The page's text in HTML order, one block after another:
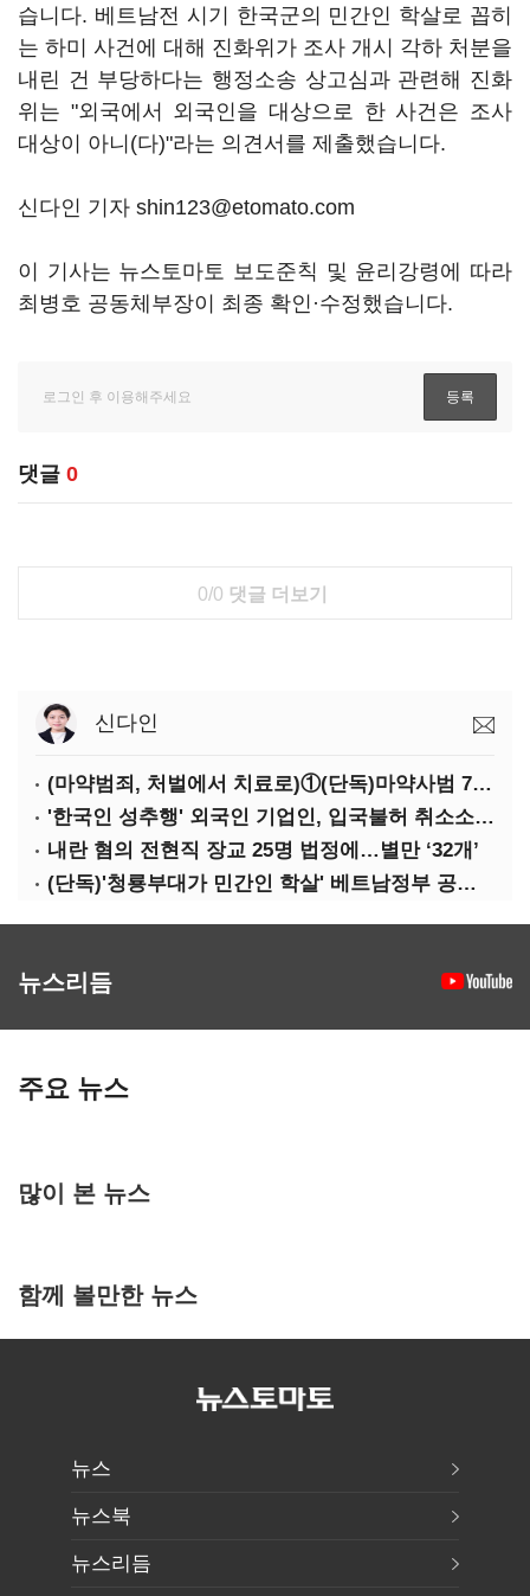
습니다. 베트남전 시기 한국군의 민간인 학살로 꼽히
는 하미 사건에 대해 진화위가 조사 개시 각하 처분을
내린 건 부당하다는 행정소송 상고심과 관련해 진화
위는 "외국에서 외국인을 대상으로 한 사건은 조사
대상이 아니(다)"라는 의견서를 제출했습니다.
신다인 기자 shin123@etomato.com
이 기사는 뉴스토마토 보도준칙 및 윤리강령에 따라
최병호 공동체부장이 최종 확인·수정했습니다.
댓글 0
0/0 댓글 더보기
신다인
(마약범죄, 처벌에서 치료로)①(단독)마약사범 7400명 시대, 담장 안 '치료 혁명'…광주교도소의 도전
'한국인 성추행' 외국인 기업인, 입국불허 취소소송 '패'
내란 혐의 전현직 장교 25명 법정에…별만 ‘32개’
(단독)'청룡부대가 민간인 학살' 베트남정부 공문 첫 확인
뉴스리듬
주요 뉴스
많이 본 뉴스
함께 볼만한 뉴스
뉴스
뉴스북
뉴스리듬